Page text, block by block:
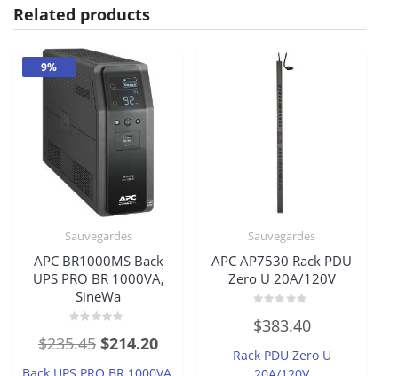
Related products
9%
Sauvegardes
APC BR1000MS Back
UPS PRO BR 1000VA,
SineWa
0
$235.45 Original
price
$214.20Current
price
Sauvegardes
APC AP7530 Rack PDU
Zero U 20A/120V
0
out
5
$383.40
Rack PDU Zero U